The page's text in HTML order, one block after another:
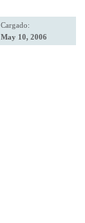
Cargado:
May 10, 2006